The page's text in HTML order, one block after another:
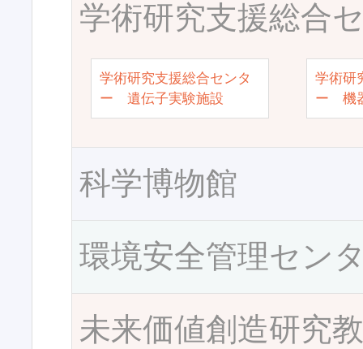
学術研究支援総合
学術研究支援総合センタ
ー 遺伝子実験施設
学術研
ー 機
科学博物館
環境安全管理セン
未来価値創造研究